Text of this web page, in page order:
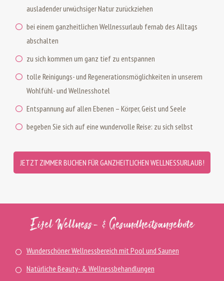
ausladender urwüchsiger Natur zurückziehen
bei einem ganzheitlichen Wellnessurlaub fernab des Alltags
abschalten
zu sich kommen um ganz tief zu entspannen
tolle Reinigungs- und Regenerationsmöglichkeiten in unserem
Wohlfühl- und Wellnesshotel
Entspannung auf allen Ebenen – Körper, Geist und Seele
begeben Sie sich auf eine wundervolle Reise: zu sich selbst
JETZT ZIMMER BUCHEN FÜR GANZHEITLICHEN WELLNESSURLAUB!
Eifel Wellness- & Gesundheitsangebote
Wunderschöner Wellnessbereich mit Pool und Saunen
Natürliche Beauty- & Wellnessbehandlungen